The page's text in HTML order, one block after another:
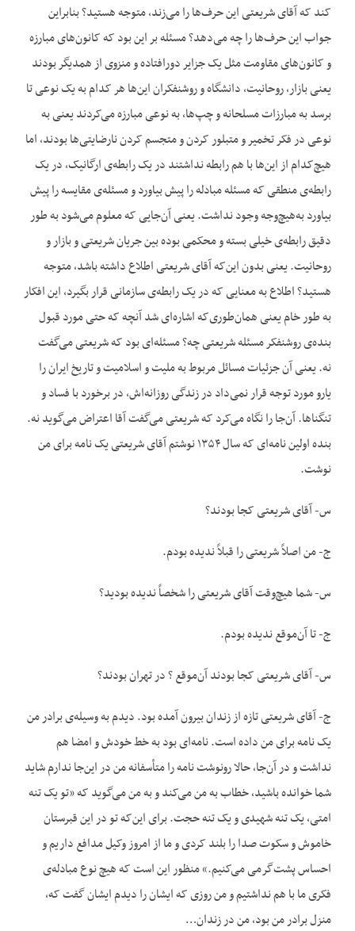
کند که آقای شریعتی این حرف‌ها را می‌زند، متوجه هستید؟ بنابراین
جواب این حرف‌ها را چه می‌دهد؟ مسئله بر این بود که کانون‌های مبارزه
و کانون‌های مقاومت مثل یک جزایر دورافتاده و منزوی از همدیگر بودند
یعنی بازار، روحانیت، دانشگاه و روشنفکران این‌ها هر کدام به یک نوعی تا
برسد به مبارزات مسلحانه و چپ‌ها، به نوعی مبارزه می‌کردند یعنی به
نوعی در فکر تخمیر و متبلور کردن و متجسم کردن نارضایتی‌ها بودند، اما
هیچ‌کدام از این‌ها با هم رابطه نداشتند در یک رابطه‌ی ارگانیک، در یک
رابطه‌ی منطقی که مسئله مبادله را پیش بیاورد و مسئله‌ی مقایسه را پیش
بیاورد به‌هیچ‌وجه وجود نداشت. یعنی آن‌جایی که معلوم می‌شود به طور
دقیق رابطه‌ی خیلی بسته و محکمی بوده بین جریان شریعتی و بازار و
روحانیت. یعنی بدون این‌که آقای شریعتی اطلاع داشته باشد، متوجه
هستید؟ اطلاع به معنایی که در یک رابطه‌ی سازمانی قرار بگیرد، این افکار
به طور خام یعنی همان‌طوری‌که اشاره‌ای شد آنچه که حتی مورد قبول
بنده‌ی روشنفکر مسئله شریعتی چه؟ مسئله‌ای بود که شریعتی می‌گفت
نه. یعنی آن جزئیات مسائل مربوط به ملیت و اسلامیت و تاریخ ایران را
یارو مورد توجه قرار نمی‌داد در زندگی روزانه‌اش، در برخورد با فساد و
تنگناها. آن‌جا را نگاه می‌کرد که شریعتی می‌گفت آقا اعتراض می‌گوید نه.
بنده اولین نامه‌ای که سال ۱۳۵۴ نوشتم آقای شریعتی یک نامه برای من
نوشت.
س- آقای شریعتی کجا بودند؟
ج- من اصلاً شریعتی را قبلاً ندیده بودم.
س- شما هیچ‌وقت آقای شریعتی را شخصاً ندیده بودید؟
ج- تا آن‌موقع ندیده بودم.
س- آقای شریعتی کجا بودند آن‌موقع ؟ در تهران بودند؟
ج- آقای شریعتی تازه از زندان بیرون آمده بود. دیدم به وسیله‌ی برادر من
یک نامه برای من داده است. نامه‌ای بود به خط خودش و امضا هم
نداشت و در آن‌جا، حالا رونوشت نامه را متأسفانه من در این‌جا ندارم شاید
شما خوانده باشید، خطاب به من می‌کند و به من می‌گوید که «تو یک تنه
امتی، یک تنه شهیدی و یک تنه حجت. برای این‌که تو در این قبرستان
خاموش و سکوت صدا را بلند کردی و ما از امروز وکیل مدافع داریم و
احساس پشت‌گرمی می‌کنیم.» منظور این است که هیچ نوع مبادله‌ی
فکری ما با هم نداشتیم و من روزی که ایشان را دیدم ایشان گفت که،
منزل برادر من بود، من در زندان…